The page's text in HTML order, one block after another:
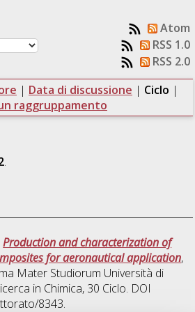
Atom
RSS 1.0
RSS 2.0
| Data di discussione | Ciclo |
raggruppamento
.
Production and characterization of
for aeronautical application,
Mater Studiorum Università di
in Chimica, 30 Ciclo. DOI
8343.